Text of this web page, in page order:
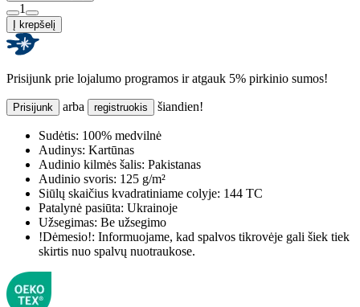
1
Į krepšelį
Prisijunk prie lojalumo programos ir atgauk 5% pirkinio sumos!
Prisijunk arba registruokis šiandien!
Sudėtis: 100% medvilnė
Audinys: Kartūnas
Audinio kilmės šalis: Pakistanas
Audinio svoris: 125 g/m²
Siūlų skaičius kvadratiniame colyje: 144 TC
Patalynė pasiūta: Ukrainoje
Užsegimas: Be užsegimo
!Dėmesio!: Informuojame, kad spalvos tikrovėje gali šiek tiek
skirtis nuo spalvų nuotraukose.